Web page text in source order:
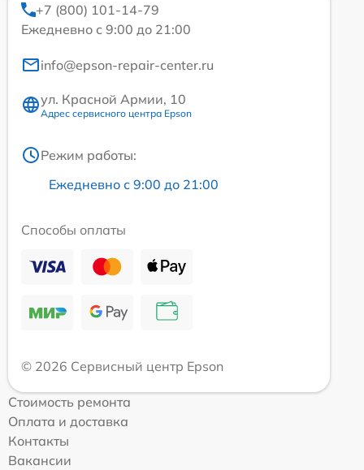
+7 (800) 101-14-79
Ежедневно с 9:00 до 21:00
info@epson-repair-center.ru
ул. Красной Армии, 10
Адрес сервисного центра Epson
Режим работы:
Ежедневно с 9:00 до 21:00
Способы оплаты
© 2026 Сервисный центр Epson
Стоимость ремонта
Оплата и доставка
Контакты
Вакансии